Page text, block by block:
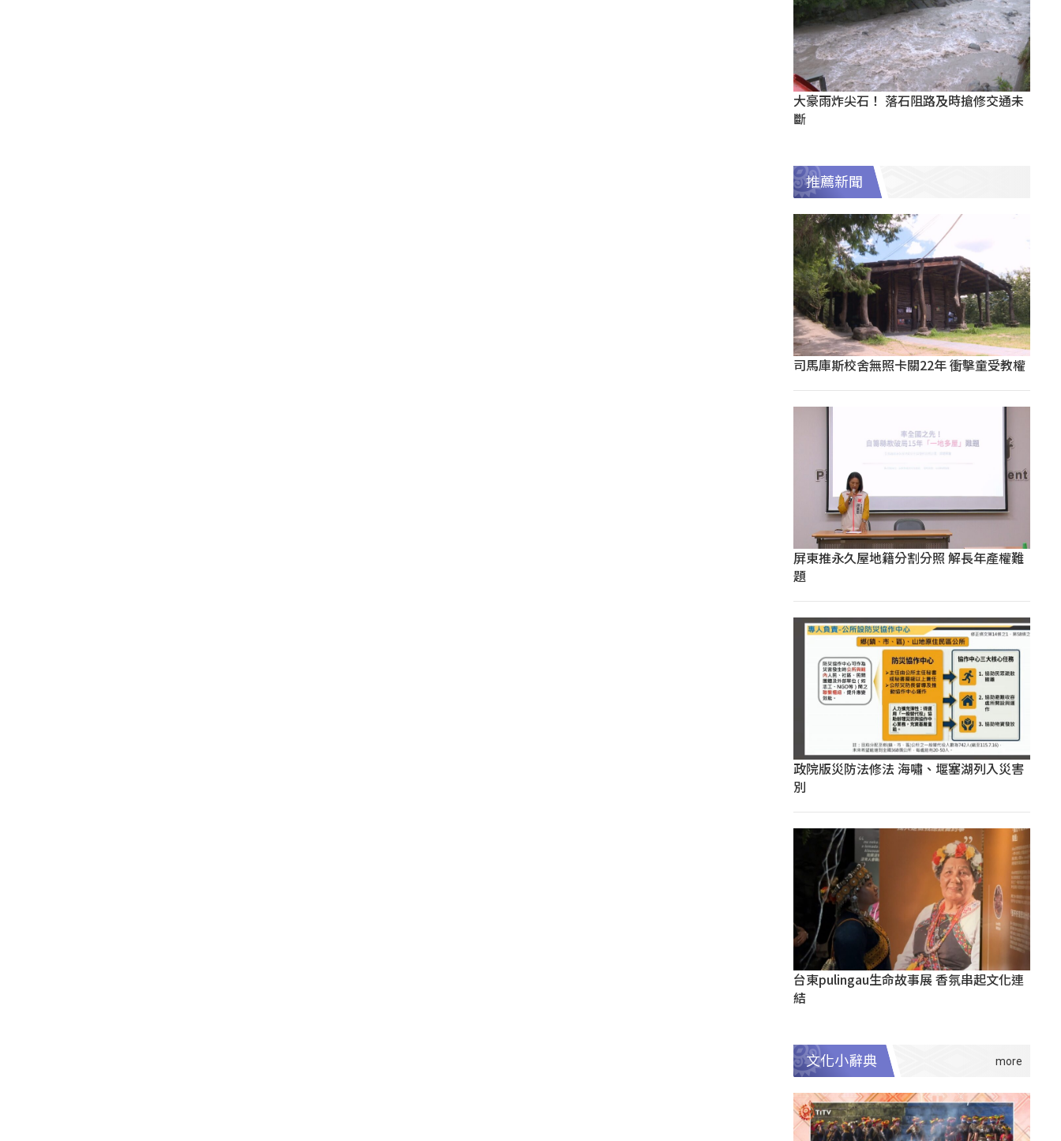
大豪雨炸尖石！ 落石阻路及時搶修交通未
斷
推薦新聞
司馬庫斯校舍無照卡關22年 衝擊童受教權
屏東推永久屋地籍分割分照 解長年產權難
題
政院版災防法修法 海嘯、堰塞湖列入災害
別
台東pulingau生命故事展 香氛串起文化連
結
文化小辭典